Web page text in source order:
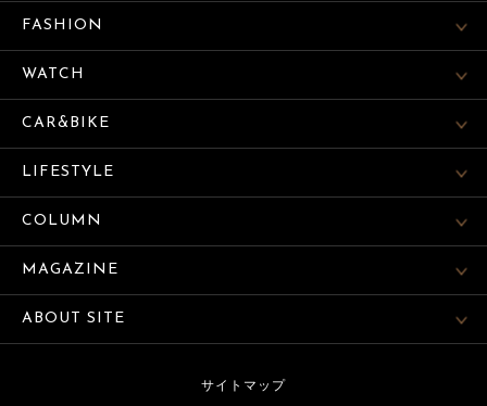
FASHION
WATCH
CAR&BIKE
LIFESTYLE
COLUMN
MAGAZINE
ABOUT SITE
サイトマップ